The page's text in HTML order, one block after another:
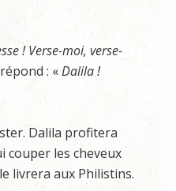
! Verse-moi, verse-
: «Dalila !
Dalila profitera
couper les cheveux
livrera aux Philistins.